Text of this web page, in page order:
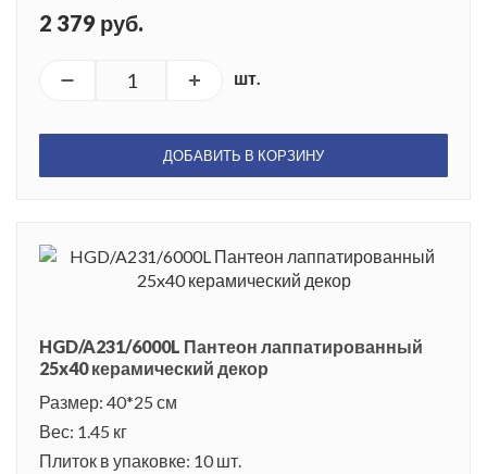
2 379 руб.
шт.
ДОБАВИТЬ В КОРЗИНУ
HGD/A231/6000L Пантеон лаппатированный
25x40 керамический декор
Размер: 40*25 см
Вес: 1.45 кг
Плиток в упаковке: 10 шт.